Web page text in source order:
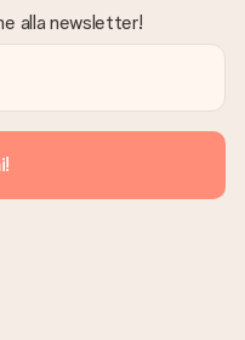
alla newsletter!